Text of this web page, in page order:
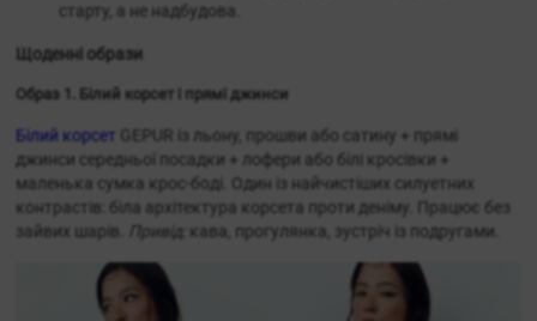
старту, а не надбудова.
Щоденні образи
Образ 1. Білий корсет і прямі джинси
Білий корсет
GEPUR із льону, прошви або сатину + прямі
джинси середньої посадки + лофери або білі кросівки +
маленька сумка крос-боді. Один із найчистіших силуетних
контрастів: біла архітектура корсета проти деніму. Працює без
зайвих шарів.
Привід: кава, прогулянка, зустріч із подругами.